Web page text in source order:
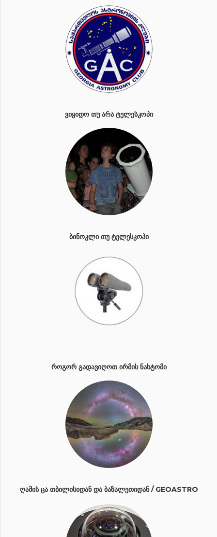
ᲕᲘᲧᲘᲓᲝ ᲗᲣ ᲐᲠᲐ ᲢᲔᲚᲔᲡᲙᲝᲞᲘ
ᲑᲘᲜᲝᲙᲚᲘ ᲗᲣ ᲢᲔᲚᲔᲡᲙᲝᲞᲘ
ᲠᲝᲒᲝᲠ ᲒᲐᲓᲐᲕᲘᲦᲝᲗ ᲘᲠᲛᲘᲡ ᲜᲐᲮᲢᲝᲛᲘ
ᲦᲐᲛᲘᲡ ᲪᲐ ᲗᲑᲘᲚᲘᲡᲘᲓᲐᲜ ᲓᲐ ᲑᲐᲖᲐᲚᲔᲗᲘᲓᲐᲜ / GEOASTRO